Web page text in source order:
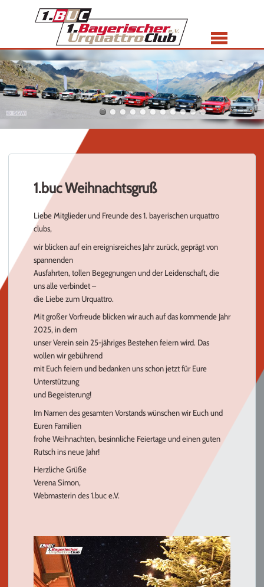
Menü
1.buc Weihnachtsgruß
Liebe Mitglieder und Freunde des 1. bayerischen urquattro
clubs,
wir blicken auf ein ereignisreiches Jahr zurück, geprägt von
spannenden
Ausfahrten, tollen Begegnungen und der Leidenschaft, die
uns alle verbindet –
die Liebe zum Urquattro.
Mit großer Vorfreude blicken wir auch auf das kommende Jahr
2025, in dem
unser Verein sein 25-jähriges Bestehen feiern wird. Das
wollen wir gebührend
mit Euch feiern und bedanken uns schon jetzt für Eure
Unterstützung
und Begeisterung!
Im Namen des gesamten Vorstands wünschen wir Euch und
Euren Familien
frohe Weihnachten, besinnliche Feiertage und einen guten
Rutsch ins neue Jahr!
Herzliche Grüße
Verena Simon,
Webmasterin des 1.buc e.V.